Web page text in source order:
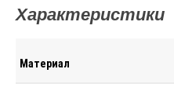
Характеристики
Материал